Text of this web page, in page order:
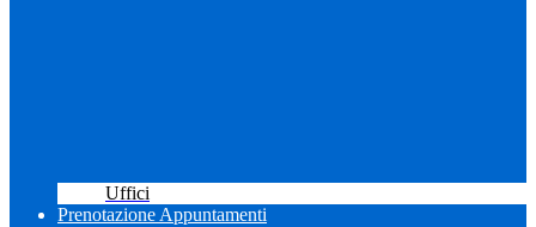
Uffici
Prenotazione Appuntamenti